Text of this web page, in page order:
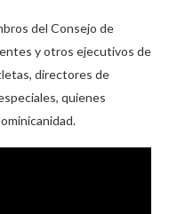
del Consejo de
y otros ejecutivos de
directores de
quienes